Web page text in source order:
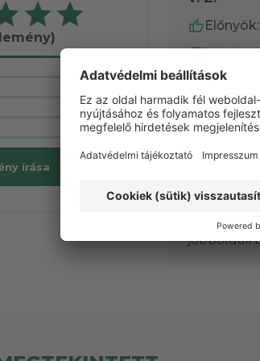
írása
Előnyök:
Egy belső
kettő elég
cipzár
hátoldali
sál,
mellény
konkurens
jobboldali